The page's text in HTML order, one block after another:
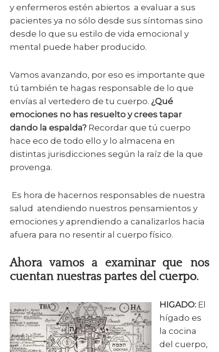
y enfermeros estén abiertos a evaluar a sus
pacientes ya no sólo desde sus síntomas sino
desde lo que su estilo de vida emocional y
mental puede haber producido.
Vamos avanzando, por eso es importante que
tú también te hagas responsable de lo que
envías al vertedero de tu cuerpo. ¿Qué
emociones no has resuelto y crees tapar
dando la espalda? Recordar que tú cuerpo
hace eco de todo ello y lo almacena en
distintas jurisdicciones según la raíz de la que
provenga.
Es hora de hacernos responsables de nuestra
salud atendiendo nuestros pensamientos y
emociones y aprendiendo a canalizarlos hacia
afuera para no resentir al cuerpo físico.
Ahora vamos a examinar que nos
cuentan nuestras partes del cuerpo.
HIGADO: El
hígado es
la cocina
del cuerpo,